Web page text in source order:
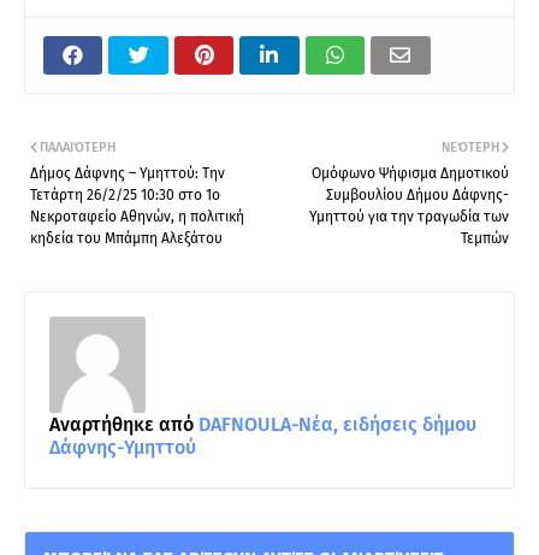
ΝΕΌΤΕΡΗ
Ομόφωνο Ψήφισμα Δημοτικού
Συμβουλίου Δήμου Δάφνης-
Υμηττού για την τραγωδία των
Τεμπών
ΠΑΛΑΙΌΤΕΡΗ
Δήμος Δάφνης – Υμηττού: Την
Τετάρτη 26/2/25 10:30 στο 1ο
Νεκροταφείο Αθηνών, η πολιτική
κηδεία του Μπάμπη Αλεξάτου
Αναρτήθηκε από DAFNOULA-Νέα, ειδήσεις δήμου
Δάφνης-Υμηττού